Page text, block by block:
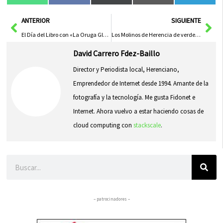
en
en
en
(Twitter) en
en
AntANTERIOR
El Día del Libro con «La Oruga Glotona» en la Escuela Infantil de Herencia
SIGUIENTE
Los Molinos de Herencia de verde por el Día de la Tierra
David Carrero Fdez-Baillo
Director y Periodista local, Herenciano,
Emprendedor de Internet desde 1994. Amante de la
fotografía y la tecnología. Me gusta Fidonet e
Internet. Ahora vuelvo a estar haciendo cosas de
cloud computing con stackscale.
– patrocinadores –